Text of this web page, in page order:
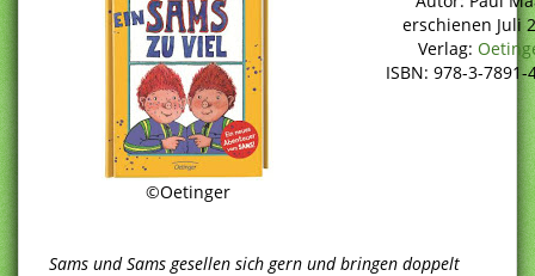
©Oetinger
erschienen Juli
Verlag:
ISBN: 978-3-7891-
Sams und Sams gesellen sich gern und bringen doppelt